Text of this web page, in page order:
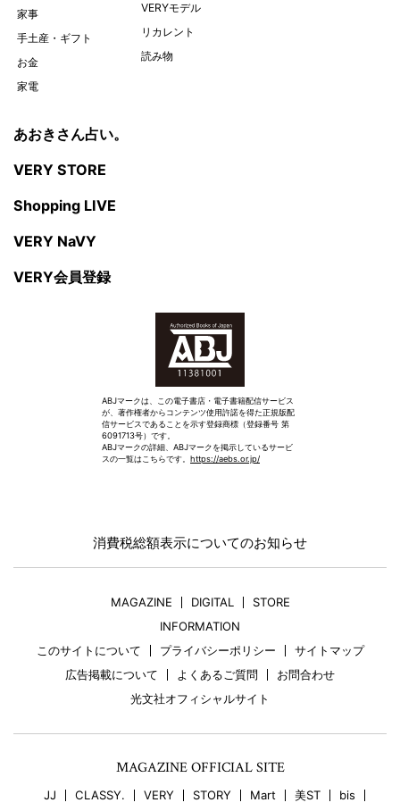
家事
手土産・ギフト
お金
家電
VERYモデル
リカレント
読み物
あおきさん占い。
VERY STORE
Shopping LIVE
VERY NaVY
VERY会員登録
ABJマークは、この電子書店・電子書籍配信サービス
が、著作権者からコンテンツ使用許諾を得た正規版配
信サービスであることを示す登録商標（登録番号 第
6091713号）です。
ABJマークの詳細、ABJマークを掲示しているサービ
スの一覧はこちらです。 https://aebs.or.jp/
消費税総額表示についてのお知らせ
MAGAZINE DIGITAL
STORE
INFORMATION
このサイトについて
プライバシーポリシー
サイトマップ
広告掲載について
よくあるご質問
お問合わせ
光文社オフィシャルサイト
MAGAZINE OFFICIAL SITE
JJ CLASSY. VERY STORY Mart 美ST bis